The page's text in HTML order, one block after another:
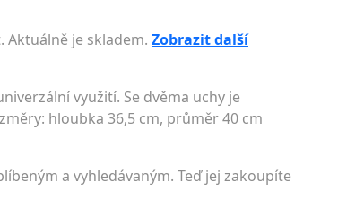
Aktuálně je skladem. Zobrazit další
využití. Se dvěma uchy je
hloubka 36,5 cm, průměr 40 cm
a vyhledávaným. Teď jej zakoupíte